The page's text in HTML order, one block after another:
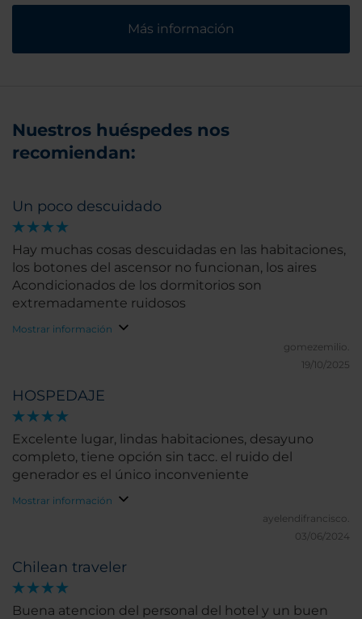
Más información
Nuestros huéspedes nos
recomiendan:
Un poco descuidado
Hay muchas cosas descuidadas en las habitaciones,
los botones del ascensor no funcionan, los aires
Acondicionados de los dormitorios son
extremadamente ruidosos
Mostrar información
gomezemilio.
19/10/2025
HOSPEDAJE
Excelente lugar, lindas habitaciones, desayuno
completo, tiene opción sin tacc. el ruido del
generador es el único inconveniente
Mostrar información
ayelendifrancisco.
03/06/2024
Chilean traveler
Buena atencion del personal del hotel y un buen